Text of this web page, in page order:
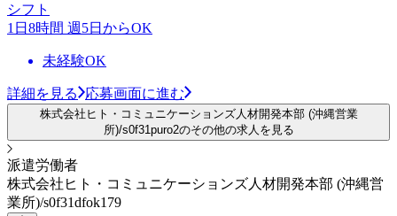
シフト
1日8時間 週5日からOK
未経験OK
詳細を見る 応募画面に進む
株式会社ヒト・コミュニケーションズ人材開発本部 (沖縄営業
所)/s0f31puro2のその他の求人を見る
派遣労働者
株式会社ヒト・コミュニケーションズ人材開発本部 (沖縄営
業所)/s0f31dfok179